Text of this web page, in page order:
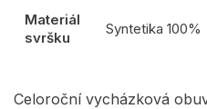
Materiál
svršku
Syntetika 100%
Celoroční vycházková